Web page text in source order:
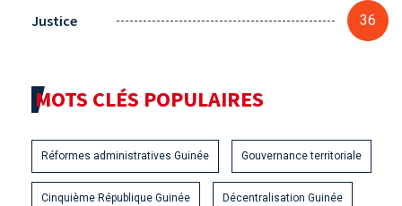
Justice 36
MOTS CLÉS POPULAIRES
Réformes administratives Guinée Gouvernance territoriale
Cinquième République Guinée Décentralisation Guinée